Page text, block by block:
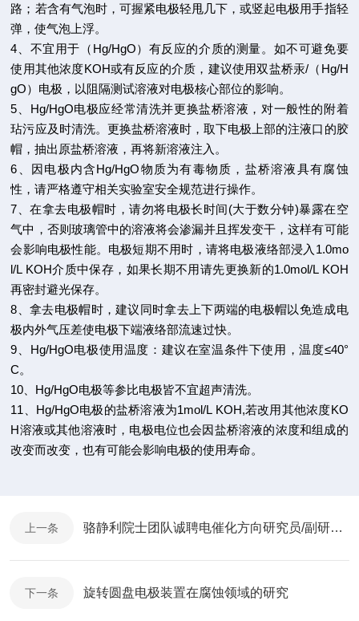
路；若含有气泡时，可握紧电极轻甩几下，或竖起电极用手指轻
弹，使气泡上浮。
4、不宜用于（Hg/HgO）有反应的介质的测量。如不可避免要
使用其他浓度KOH或有反应的介质，建议使用双盐桥汞/（Hg/H
gO）电极，以阻隔测试溶液对电极核心部位的影响。
5、 Hg/HgO电极应经常清洗并更换盐桥溶液，对一般性的附着
玷污应及时清洗。更换盐桥溶液时，取下电极上部的注液口的胶
帽，抽出原盐桥溶液，再将新溶液注入。
6、因电极内含Hg/HgO物质为有毒物质，盐桥溶液具有腐蚀
性，请严格遵守相关实验室安全规范进行操作。
7、在拿去电极帽时，请勿将电极长时间(大于数分钟)暴露在空
气中，否则玻璃管中的溶液将会渗漏并且挥发变干，这样有可能
会影响电极性能。电极短期不用时，请将电极液络部浸入1.0mo
l/L KOH介质中保存，如果长期不用请先更换新的1.0mol/L KOH
再密封避光保存。
8、拿去电极帽时，建议同时拿去上下两端的电极帽以免造成电
极内外气压差使电极下端液络部流速过快。
9、 Hg/HgO电极使用温度：建议在室温条件下使用，温度≤40°
C。
10、 Hg/HgO电极等参比电极皆不宜超声清洗。
11、 Hg/HgO电极的盐桥溶液为1mol/L KOH,若改用其他浓度KO
H溶液或其他溶液时，电极电位也会因盐桥溶液的浓度和组成的
改变而改变，也有可能会影响电极的使用寿命。
上一条 骆静利院士团队诚聘电催化方向研究员/副研究员/博士后/研究助理
下一条 旋转圆盘电极装置在腐蚀领域的研究